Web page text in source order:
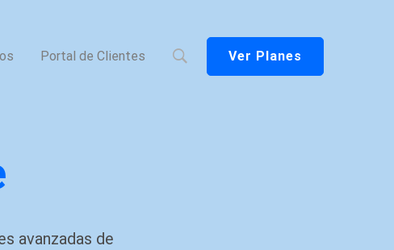
Portal de Clientes Ver Planes
avanzadas de